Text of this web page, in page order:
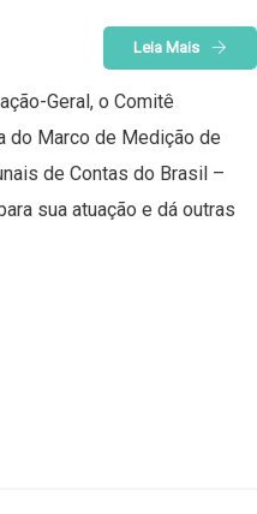
Leia Mais
Geral, o Comitê
do Marco de Medição de
de Contas do Brasil –
sua atuação e dá outras